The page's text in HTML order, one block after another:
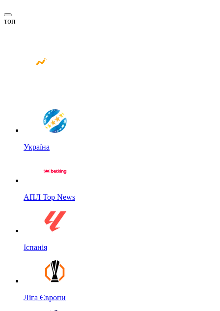
топ
Україна
АПЛ Top News
Іспанія
Ліга Європи